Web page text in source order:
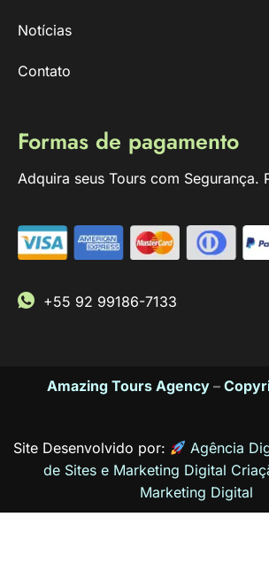
Notícias
Contato
Formas de pagamento
Adquira seus Tours com Segurança.
+55 92 99186-7133
Amazing Tours Agency–
Site Desenvolvido por:
Agência
de Sites e Marketing Digital
Marketing Digital